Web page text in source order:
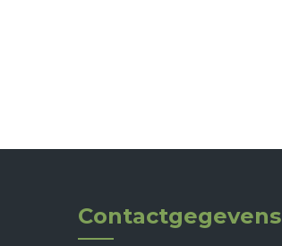
Contactgegevens